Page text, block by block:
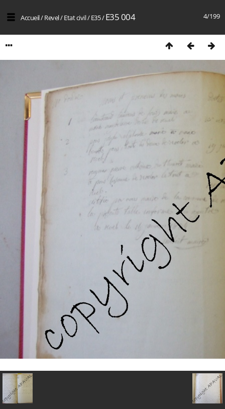
4/199
Accueil/Revel/Etat civil/E35/E35 004